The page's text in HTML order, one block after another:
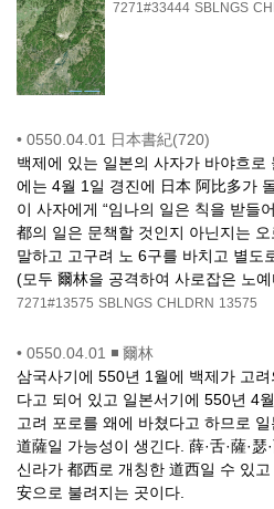
7271#33444 SBLNGS
• 0550.04.01 日本書紀(720)
백제에 있는 일본의 사자가 바야흐로
에는 4월 1일 경진에 日本 阿比多가
이 사자에게 “임나의 일은 칙을 받들
都의 일은 문책할 것인지 아닌지는
말하고 고구려 노 6구를 바치고 별도
(모두 爾林을 공격하여 사로잡은 노
7271#13575 SBLNGS CHLDRN 13575
• 0550.04.01 ◾ 爾林
삼국사기에 550년 1월에 백제가 고
다고 되어 있고 일본서기에 550년 4
고려 포로를 왜에 바쳤다고 하므로
道薩일 가능성이 생긴다. 薛·舌·薩·
신라가 都西로 개칭한 道西일 수 있
安으로 불려지는 곳이다.